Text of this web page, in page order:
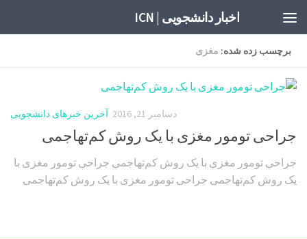
اخبار دانشجویی | ICN
برچسب زده شده: مغزی
آخرین خبرهای دانشجویی دسامبر 21, 2016
جراحی تومور مغزی با یک روش کم‌تهاجمی
جراحی تومور مغزی با یک روش کم‌تهاجمی جراحی تومور مغزی با
یک روش کم‌تهاجمی جراحی تومور مغزی با یک روش کم‌تهاجمی